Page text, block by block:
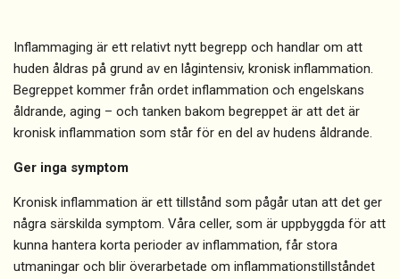
Inflammaging är ett relativt nytt begrepp och handlar om att
huden åldras på grund av en lågintensiv, kronisk inflammation.
Begreppet kommer från ordet inflammation och engelskans
åldrande, aging – och tanken bakom begreppet är att det är
kronisk inflammation som står för en del av hudens åldrande.
Ger inga symptom
Kronisk inflammation är ett tillstånd som pågår utan att det ger
några särskilda symptom. Våra celler, som är uppbyggda för att
kunna hantera korta perioder av inflammation, får stora
utmaningar och blir överarbetade om inflammationstillståndet